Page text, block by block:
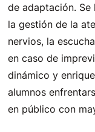
de adaptación.
la gestión de la
nervios, la
en caso de
dinámico y
alumnos
en público con